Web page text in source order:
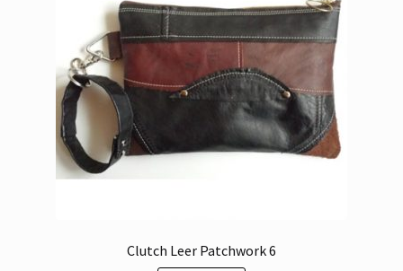
Clutch Leer Patchwork 6